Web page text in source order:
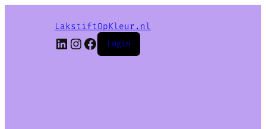
LakstiftOpKleur.nl
LinkedIn
Instagram
Facebook
Login